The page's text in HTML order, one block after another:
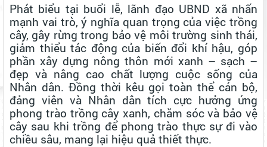
Phát biểu tại buổi lễ, lãnh đạo UBND xã nhấn
mạnh vai trò, ý nghĩa quan trọng của việc trồng
cây, gây rừng trong bảo vệ môi trường sinh thái,
giảm thiểu tác động của biến đổi khí hậu, góp
phần xây dựng nông thôn mới xanh – sạch –
đẹp và nâng cao chất lượng cuộc sống của
Nhân dân. Đồng thời kêu gọi toàn thể cán bộ,
đảng viên và Nhân dân tích cực hưởng ứng
phong trào trồng cây xanh, chăm sóc và bảo vệ
cây sau khi trồng để phong trào thực sự đi vào
chiều sâu, mang lại hiệu quả thiết thực.